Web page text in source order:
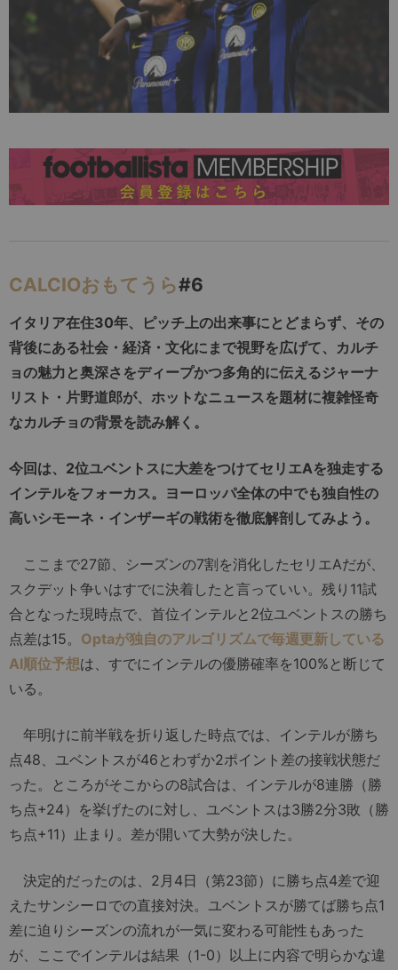
CALCIOおもてうら#6
イタリア在住30年、ピッチ上の出来事にとどまらず、その
背後にある社会・経済・文化にまで視野を広げて、カルチ
ョの魅力と奥深さをディープかつ多角的に伝えるジャーナ
リスト・片野道郎が、ホットなニュースを題材に複雑怪奇
なカルチョの背景を読み解く。
今回は、2位ユベントスに大差をつけてセリエAを独走する
インテルをフォーカス。ヨーロッパ全体の中でも独自性の
高いシモーネ・インザーギの戦術を徹底解剖してみよう。
ここまで27節、シーズンの7割を消化したセリエAだが、
スクデット争いはすでに決着したと言っていい。残り11試
合となった現時点で、首位インテルと2位ユベントスの勝ち
点差は15。 Optaが独自のアルゴリズムで毎週更新している
AI順位予想は、すでにインテルの優勝確率を100%と断じて
いる。
年明けに前半戦を折り返した時点では、インテルが勝ち
点48、ユベントスが46とわずか2ポイント差の接戦状態だ
った。ところがそこからの8試合は、インテルが8連勝（勝
ち点+24）を挙げたのに対し、ユベントスは3勝2分3敗（勝
ち点+11）止まり。差が開いて大勢が決した。
決定的だったのは、2月4日（第23節）に勝ち点4差で迎
えたサンシーロでの直接対決。ユベントスが勝てば勝ち点1
差に迫りシーズンの流れが一気に変わる可能性もあった
が、ここでインテルは結果（1-0）以上に内容で明らかな違